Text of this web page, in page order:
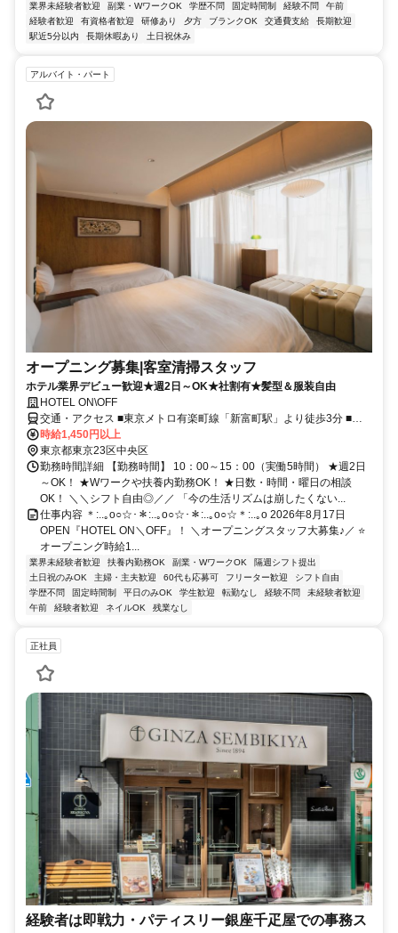
業界未経験者歓迎 副業・WワークOK 学歴不問 固定時間制 経験不問
午前
経験者歓迎
有資格者歓迎 研修あり 夕方 ブランクOK 交通費支給
長期歓迎
駅近5分以内
長期休暇あり 土日祝休み
アルバイト・パート
オープニング募集|客室清掃スタッフ
ホテル業界デビュー歓迎★週2日～OK★社割有★髪型＆服装自由
HOTEL ON\OFF
交通・アクセス ■東京メトロ有楽町線「新富町駅」より徒歩3分 ■各
線「東京駅」より徒歩20分 ＜駅チカ／通勤ラクラク＞
時給1,450円以上
東京都東京23区中央区
勤務時間詳細 【勤務時間】 10：00～15：00（実働5時間） ★週2日
～OK！ ★Wワークや扶養内勤務OK！ ★日数・時間・曜日の相談
OK！ ＼＼シフト自由◎／／ 「今の生活リズムは崩したくない...
仕事内容 ＊:..｡o○☆･＊:..｡o○☆･＊:..｡o○☆＊:..｡o 2026年8月17日
OPEN『HOTEL ON＼OFF』！ ＼オープニングスタッフ大募集♪／ ⭐
オープニング時給1...
業界未経験者歓迎 扶養内勤務OK 副業・WワークOK
隔週シフト提出
土日祝のみOK
主婦・主夫歓迎 60代も応募可 フリーター歓迎
シフト自由
学歴不問
固定時間制 平日のみOK 学生歓迎 転勤なし 経験不問
未経験者歓迎
午前
経験者歓迎 ネイルOK 残業なし
正社員
経験者は即戦力・パティスリー銀座千疋屋での事務ス